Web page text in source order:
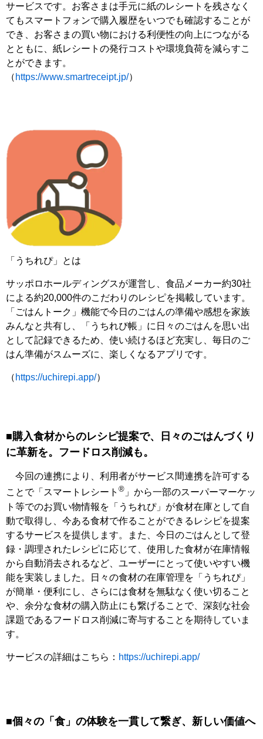
サービスです。お客さまは手元に紙のレシートを残さなく
てもスマートフォンで購入履歴をいつでも確認することが
でき、お客さまの買い物における利便性の向上につながる
とともに、紙レシートの発行コストや環境負荷を減らすこ
とができます。
（ https://www.smartreceipt.jp/）
「うちれぴ」とは
サッポロホールディングスが運営し、食品メーカー約30社
による約20,000件のこだわりのレシピを掲載しています。
「ごはんトーク」機能で今日のごはんの準備や感想を家族
みんなと共有し、「うちれぴ帳」に日々のごはんを思い出
として記録できるため、使い続けるほど充実し、毎日のご
はん準備がスムーズに、楽しくなるアプリです。
（ https://uchirepi.app/）
■購入食材からのレシピ提案で、日々のごはんづくり
に革新を。フードロス削減も。
今回の連携により、利用者がサービス間連携を許可する
ことで「スマートレシート ® 」から一部のスーパーマーケッ
ト等でのお買い物情報を「うちれぴ」が食材在庫として自
動で取得し、今ある食材で作ることができるレシピを提案
するサービスを提供します。また、今日のごはんとして登
録・調理されたレシピに応じて、使用した食材が在庫情報
から自動消去されるなど、ユーザーにとって使いやすい機
能を実装しました。日々の食材の在庫管理を「うちれぴ」
が簡単・便利にし、さらには食材を無駄なく使い切ること
や、余分な食材の購入防止にも繋げることで、深刻な社会
課題であるフードロス削減に寄与することを期待していま
す。
サービスの詳細はこちら： https://uchirepi.app/
■個々の「食」の体験を一貫して繋ぎ、新しい価値へ